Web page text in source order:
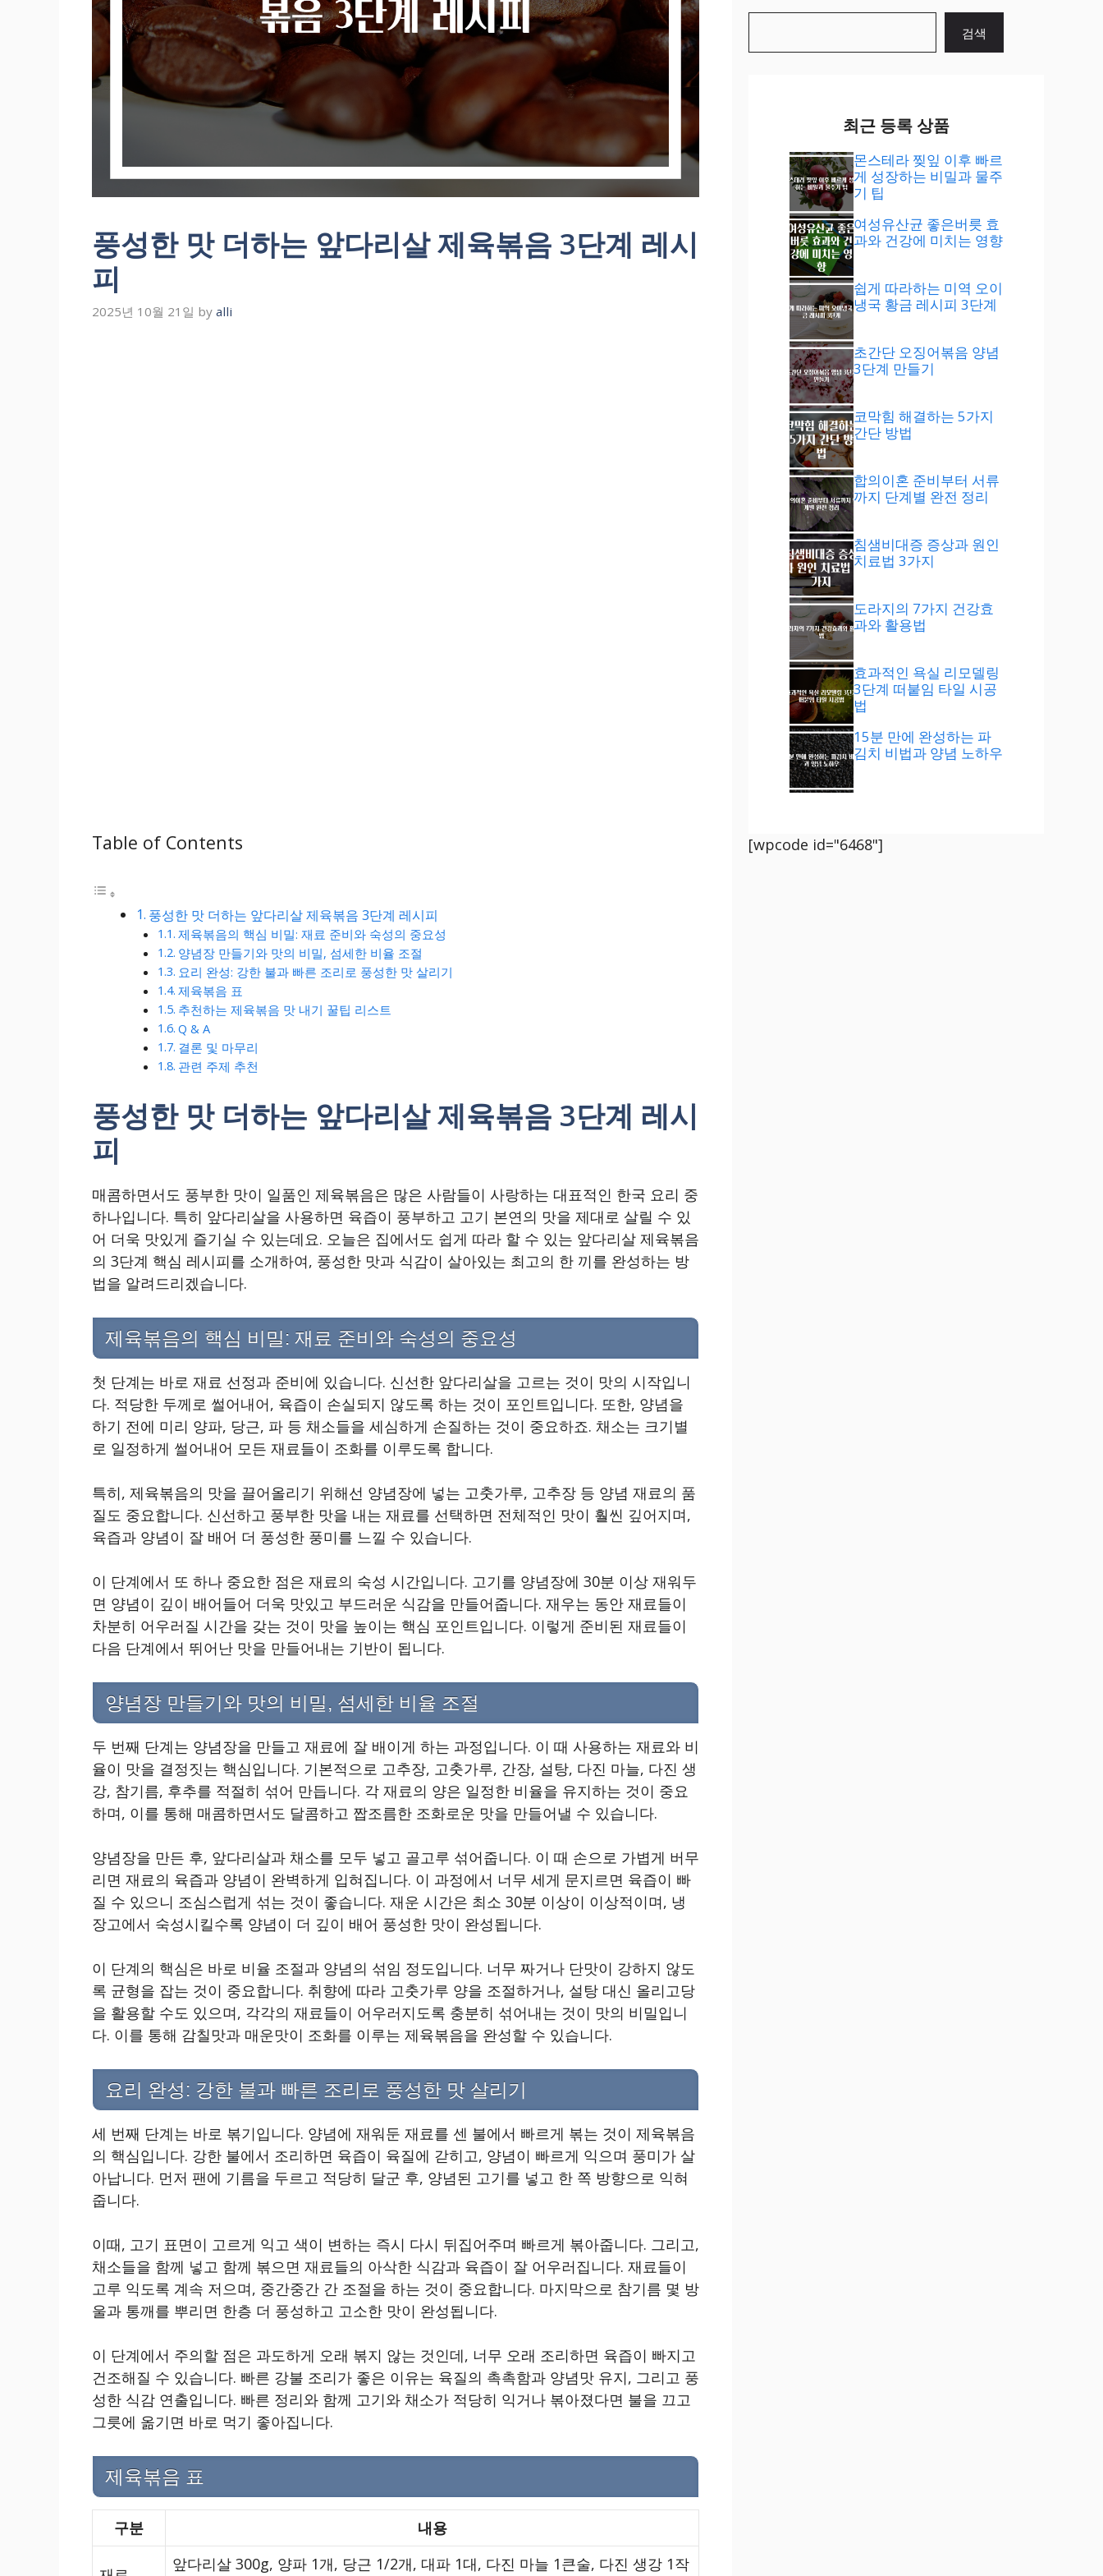
풍성한 맛 더하는 앞다리살 제육볶음 3단계 레시
피
2025년 10월 21일 by alli
Table of Contents
풍성한 맛 더하는 앞다리살 제육볶음 3단계 레시피
제육볶음의 핵심 비밀: 재료 준비와 숙성의 중요성
양념장 만들기와 맛의 비밀, 섬세한 비율 조절
요리 완성: 강한 불과 빠른 조리로 풍성한 맛 살리기
제육볶음 표
추천하는 제육볶음 맛 내기 꿀팁 리스트
Q & A
결론 및 마무리
관련 주제 추천
풍성한 맛 더하는 앞다리살 제육볶음 3단계 레시
피
매콤하면서도 풍부한 맛이 일품인 제육볶음은 많은 사람들이 사랑하는 대표적인 한국 요리 중
하나입니다. 특히 앞다리살을 사용하면 육즙이 풍부하고 고기 본연의 맛을 제대로 살릴 수 있
어 더욱 맛있게 즐기실 수 있는데요. 오늘은 집에서도 쉽게 따라 할 수 있는 앞다리살 제육볶음
의 3단계 핵심 레시피를 소개하여, 풍성한 맛과 식감이 살아있는 최고의 한 끼를 완성하는 방
법을 알려드리겠습니다.
제육볶음의 핵심 비밀: 재료 준비와 숙성의 중요성
첫 단계는 바로 재료 선정과 준비에 있습니다. 신선한 앞다리살을 고르는 것이 맛의 시작입니
다. 적당한 두께로 썰어내어, 육즙이 손실되지 않도록 하는 것이 포인트입니다. 또한, 양념을
하기 전에 미리 양파, 당근, 파 등 채소들을 세심하게 손질하는 것이 중요하죠. 채소는 크기별
로 일정하게 썰어내어 모든 재료들이 조화를 이루도록 합니다.
특히, 제육볶음의 맛을 끌어올리기 위해선 양념장에 넣는 고춧가루, 고추장 등 양념 재료의 품
질도 중요합니다. 신선하고 풍부한 맛을 내는 재료를 선택하면 전체적인 맛이 훨씬 깊어지며,
육즙과 양념이 잘 배어 더 풍성한 풍미를 느낄 수 있습니다.
이 단계에서 또 하나 중요한 점은 재료의 숙성 시간입니다. 고기를 양념장에 30분 이상 재워두
면 양념이 깊이 배어들어 더욱 맛있고 부드러운 식감을 만들어줍니다. 재우는 동안 재료들이
차분히 어우러질 시간을 갖는 것이 맛을 높이는 핵심 포인트입니다. 이렇게 준비된 재료들이
다음 단계에서 뛰어난 맛을 만들어내는 기반이 됩니다.
양념장 만들기와 맛의 비밀, 섬세한 비율 조절
두 번째 단계는 양념장을 만들고 재료에 잘 배이게 하는 과정입니다. 이 때 사용하는 재료와 비
율이 맛을 결정짓는 핵심입니다. 기본적으로 고추장, 고춧가루, 간장, 설탕, 다진 마늘, 다진 생
강, 참기름, 후추를 적절히 섞어 만듭니다. 각 재료의 양은 일정한 비율을 유지하는 것이 중요
하며, 이를 통해 매콤하면서도 달콤하고 짭조름한 조화로운 맛을 만들어낼 수 있습니다.
양념장을 만든 후, 앞다리살과 채소를 모두 넣고 골고루 섞어줍니다. 이 때 손으로 가볍게 버무
리면 재료의 육즙과 양념이 완벽하게 입혀집니다. 이 과정에서 너무 세게 문지르면 육즙이 빠
질 수 있으니 조심스럽게 섞는 것이 좋습니다. 재운 시간은 최소 30분 이상이 이상적이며, 냉
장고에서 숙성시킬수록 양념이 더 깊이 배어 풍성한 맛이 완성됩니다.
이 단계의 핵심은 바로 비율 조절과 양념의 섞임 정도입니다. 너무 짜거나 단맛이 강하지 않도
록 균형을 잡는 것이 중요합니다. 취향에 따라 고춧가루 양을 조절하거나, 설탕 대신 올리고당
을 활용할 수도 있으며, 각각의 재료들이 어우러지도록 충분히 섞어내는 것이 맛의 비밀입니
다. 이를 통해 감칠맛과 매운맛이 조화를 이루는 제육볶음을 완성할 수 있습니다.
요리 완성: 강한 불과 빠른 조리로 풍성한 맛 살리기
세 번째 단계는 바로 볶기입니다. 양념에 재워둔 재료를 센 불에서 빠르게 볶는 것이 제육볶음
의 핵심입니다. 강한 불에서 조리하면 육즙이 육질에 갇히고, 양념이 빠르게 익으며 풍미가 살
아납니다. 먼저 팬에 기름을 두르고 적당히 달군 후, 양념된 고기를 넣고 한 쪽 방향으로 익혀
줍니다.
이때, 고기 표면이 고르게 익고 색이 변하는 즉시 다시 뒤집어주며 빠르게 볶아줍니다. 그리고,
채소들을 함께 넣고 함께 볶으면 재료들의 아삭한 식감과 육즙이 잘 어우러집니다. 재료들이
고루 익도록 계속 저으며, 중간중간 간 조절을 하는 것이 중요합니다. 마지막으로 참기름 몇 방
울과 통깨를 뿌리면 한층 더 풍성하고 고소한 맛이 완성됩니다.
이 단계에서 주의할 점은 과도하게 오래 볶지 않는 것인데, 너무 오래 조리하면 육즙이 빠지고
건조해질 수 있습니다. 빠른 강불 조리가 좋은 이유는 육질의 촉촉함과 양념맛 유지, 그리고 풍
성한 식감 연출입니다. 빠른 정리와 함께 고기와 채소가 적당히 익거나 볶아졌다면 불을 끄고
그릇에 옮기면 바로 먹기 좋아집니다.
제육볶음 표
구분 내용
앞다리살 300g, 양파 1개, 당근 1/2개, 대파 1대, 다진 마늘 1큰술, 다진 생강 1작
검색
최근 등록 상품
몬스테라 찢잎 이후 빠르
게 성장하는 비밀과 물주
기 팁
여성유산균 좋은버릇 효
과와 건강에 미치는 영향
쉽게 따라하는 미역 오이
냉국 황금 레시피 3단계
초간단 오징어볶음 양념
3단계 만들기
코막힘 해결하는 5가지
간단 방법
합의이혼 준비부터 서류
까지 단계별 완전 정리
침샘비대증 증상과 원인
치료법 3가지
도라지의 7가지 건강효
과와 활용법
효과적인 욕실 리모델링
3단계 떠붙임 타일 시공
법
15분 만에 완성하는 파
김치 비법과 양념 노하우
[wpcode id="6468"]